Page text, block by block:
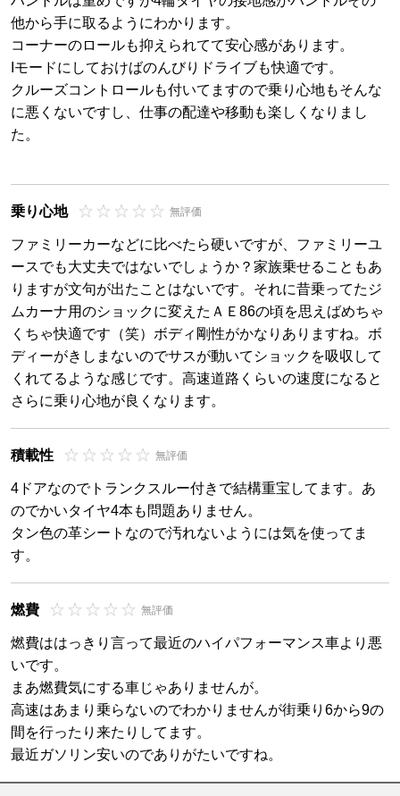
他から手に取るようにわかります。
コーナーのロールも抑えられてて安心感があります。
Iモードにしておけばのんびりドライブも快適です。
クルーズコントロールも付いてますので乗り心地もそんな
に悪くないですし、仕事の配達や移動も楽しくなりまし
た。
乗り心地 無評価
ファミリーカーなどに比べたら硬いですが、ファミリーユ
ースでも大丈夫ではないでしょうか？家族乗せることもあ
りますが文句が出たことはないです。それに昔乗ってたジ
ムカーナ用のショックに変えたＡＥ86の頃を思えばめちゃ
くちゃ快適です（笑）ボディ剛性がかなりありますね。ボ
ディーがきしまないのでサスが動いてショックを吸収して
くれてるような感じです。高速道路くらいの速度になると
さらに乗り心地が良くなります。
積載性 無評価
4ドアなのでトランクスルー付きで結構重宝してます。あ
のでかいタイヤ4本も問題ありません。
タン色の革シートなので汚れないようには気を使ってま
す。
燃費 無評価
燃費ははっきり言って最近のハイパフォーマンス車より悪
いです。
まあ燃費気にする車じゃありませんが。
高速はあまり乗らないのでわかりませんが街乗り6から9の
間を行ったり来たりしてます。
最近ガソリン安いのでありがたいですね。